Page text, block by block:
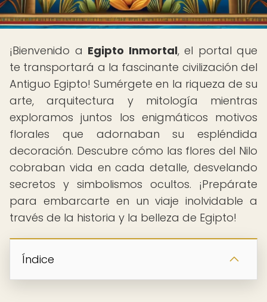
¡Bienvenido a Egipto Inmortal, el portal que
te transportará a la fascinante civilización del
Antiguo Egipto! Sumérgete en la riqueza de su
arte, arquitectura y mitología mientras
exploramos juntos los enigmáticos motivos
florales que adornaban su espléndida
decoración. Descubre cómo las flores del Nilo
cobraban vida en cada detalle, desvelando
secretos y simbolismos ocultos. ¡Prepárate
para embarcarte en un viaje inolvidable a
través de la historia y la belleza de Egipto!
Índice